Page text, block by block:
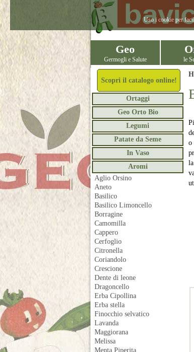
Geo
Germogli e Salute le
Scopri il catalogo online!
Ortaggi
Geo Orto Bio
Legumi
Patate da Seme
In Vaso
Aromi
Aglio Orsino
Aneto
Basilico
Basilico Limoncello
Borragine
Camomilla
Cappero
Cerfoglio
Citronella
Coriandolo
Crescione
Dente di leone
Dragoncello
Erba Cipollina
Erba stella
Finocchio selvatico
Lavanda
Maggiorana
Melissa
Menta Piperita
o
Uso i cookie per